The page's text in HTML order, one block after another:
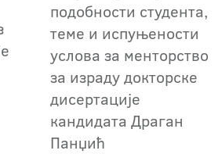
подобности студента,
теме и испуњености
услова за менторство
за израду докторске
дисертације
кандидата Драган
Панџић